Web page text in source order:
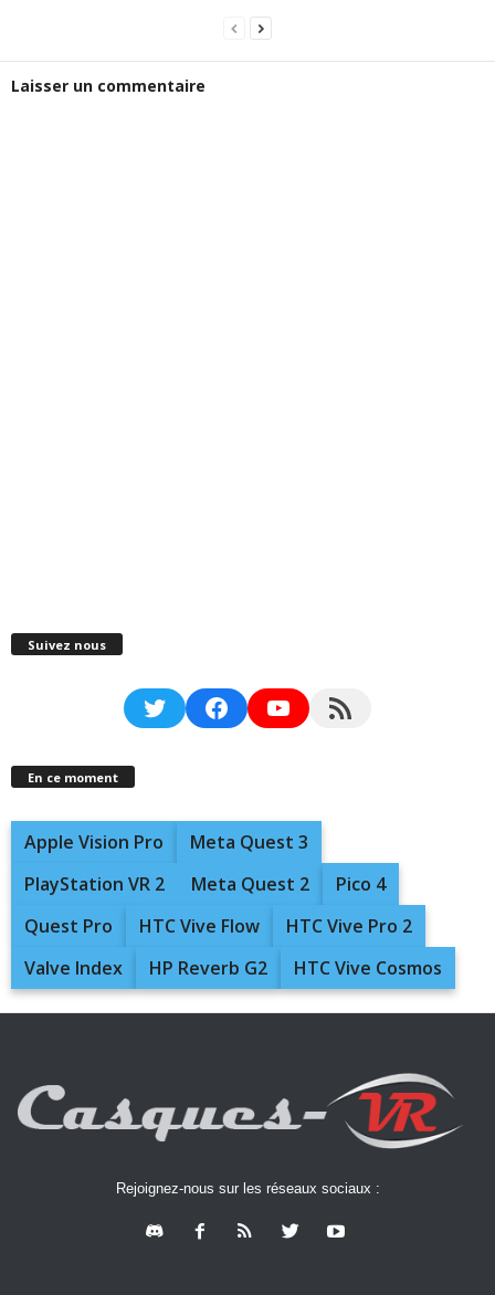
Laisser un commentaire
Suivez nous
TwitterFacebookYouTubeRSS Feed
En ce moment
Apple Vision Pro
Meta Quest 3
PlayStation VR 2
Meta Quest 2
Pico 4
Quest Pro
HTC Vive Flow
HTC Vive Pro 2
Valve Index
HP Reverb G2 HTC Vive Cosmos
Rejoignez-nous sur les réseaux sociaux :